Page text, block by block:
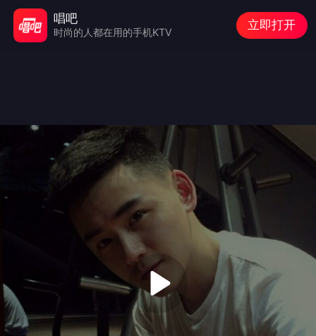
唱吧
时尚的人都在用的手机KTV
立即打开